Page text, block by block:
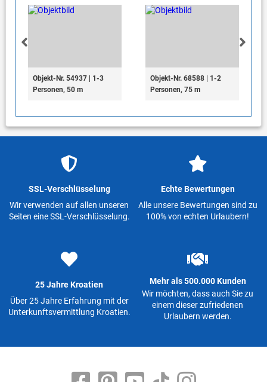
Objekt-Nr. 54937 | 1-3
Personen, 50 m
Objekt-Nr. 68588 | 1-2
Personen, 75 m
SSL-Verschlüsselung
Wir verwenden auf allen unseren
Seiten eine SSL-Verschlüsselung.
Echte Bewertungen
Alle unsere Bewertungen sind zu
100% von echten Urlaubern!
25 Jahre Kroatien
Über 25 Jahre Erfahrung mit der
Unterkunftsvermittlung Kroatien.
Mehr als 500.000 Kunden
Wir möchten, dass auch Sie zu
einem dieser zufriedenen
Urlaubern werden.